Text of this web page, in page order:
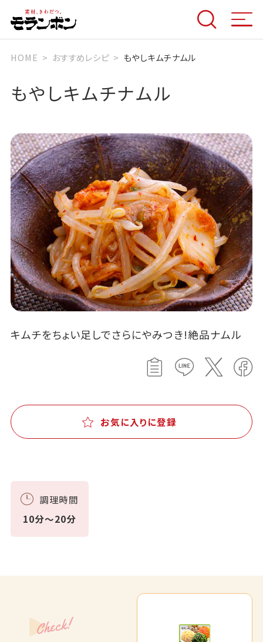
HOME おすすめレシピ もやしキムチナムル
もやしキムチナムル
キムチをちょい足しでさらにやみつき!絶品ナムル
お気に入りに登録
調理時間
10分～20分
Check!